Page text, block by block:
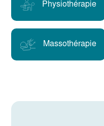
Physiothérapie
Massothérapie